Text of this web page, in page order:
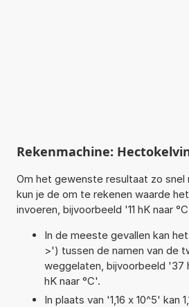
Rekenmachine:
Om het gewenste resultaat zo snel
kun je de om te rekenen waarde
invoeren, bijvoorbeeld '11 hK naar
In de meeste gevallen kan
>') tussen de namen van de
weggelaten, bijvoorbeeld '37
hK naar °C'.
In plaats van '1,16 x 10^5' kan